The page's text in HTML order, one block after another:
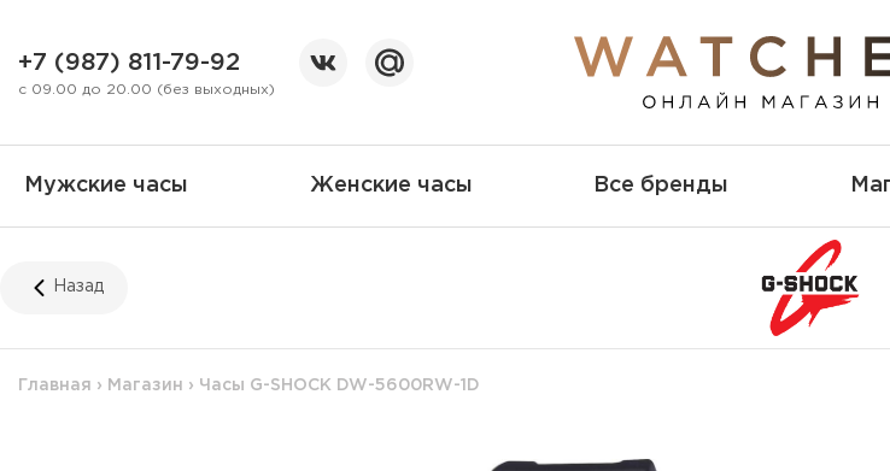
+7 (987) 811-79-92
с 09.00 до 20.00 (без выходных)
Мужские часы Женские часы Все бренды
Назад
Главная › Магазин › Часы G-SHOCK DW-5600RW-1D